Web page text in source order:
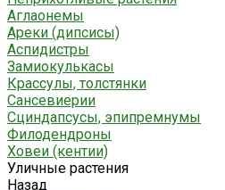
Аглаонемы
Ареки (дипсисы)
Аспидистры
Замиокулькасы
Крассулы, толстянки
Сансевиерии
Сциндапсусы, эпипремнумы
Филодендроны
Ховеи (кентии)
Уличные растения
Назад